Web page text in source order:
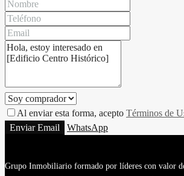
Al enviar esta forma, acepto Términos de
Enviar Email
WhatsApp
Grupo Inmobiliario formado por líderes con valor